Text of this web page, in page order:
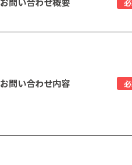
お問い合わせ内容